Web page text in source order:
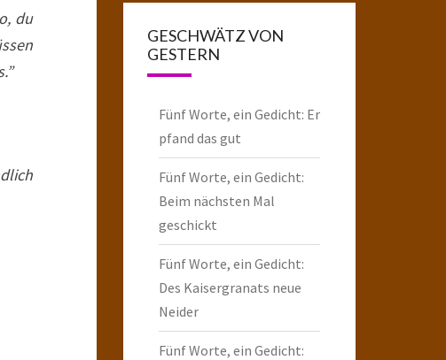
du
GESCHWÄTZ VON
GESTERN
Fünf Worte, ein Gedicht: Er
pfand das gut
Fünf Worte, ein Gedicht:
Beim nächsten Mal
geschickt
Fünf Worte, ein Gedicht:
Des Kaisergranats neue
Neider
Fünf Worte, ein Gedicht: